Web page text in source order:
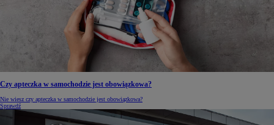
Czy apteczka w samochodzie jest obowiązkowa?
Nie wiesz czy apteczka w samochodzie jest obowiązkowa?
Sprawdź